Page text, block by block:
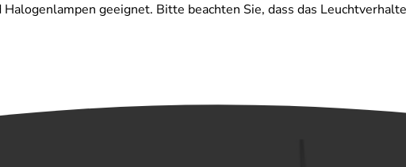
geeignet. Bitte beachten Sie, dass das